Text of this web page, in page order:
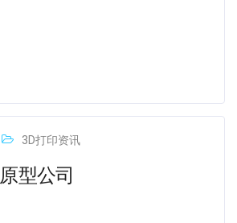
3D打印资讯
型公司